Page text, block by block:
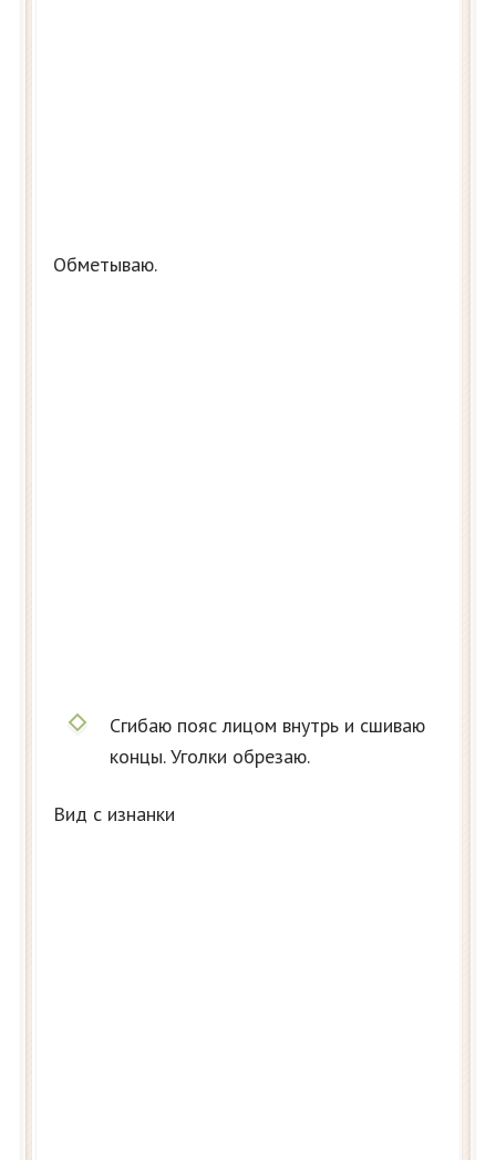
Обметываю.
Сгибаю пояс лицом внутрь и сшиваю
концы. Уголки обрезаю.
Вид с изнанки